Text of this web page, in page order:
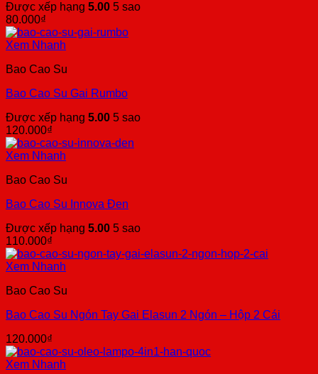
Được xếp hạng 5.00 5 sao
80.000₫
Xem Nhanh
Bao Cao Su
Bao Cao Su Gai Rumbo
Được xếp hạng 5.00 5 sao
120.000₫
Xem Nhanh
Bao Cao Su
Bao Cao Su Innova Đen
Được xếp hạng 5.00 5 sao
110.000₫
Xem Nhanh
Bao Cao Su
Bao Cao Su Ngón Tay Gai Elasun 2 Ngón – Hộp 2 Cái
120.000₫
Xem Nhanh